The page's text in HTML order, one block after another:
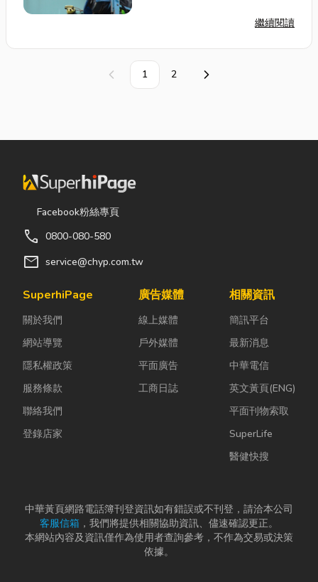
成為居民與路人共同關注的焦
修，更涉及防水、防漏、結構補
強與節能設計等層面，對...
繼續閱讀
上一頁 1 2 下一頁
Facebook粉絲專頁
call 0800-080-580
mail service@chyp.com.tw
SuperhiPage
關於我們
網站導覽
隱私權政策
服務條款
聯絡我們
登錄店家
廣告媒體
線上媒體
戶外媒體
平面廣告
工商日誌
相關資訊
簡訊平台
最新消息
中華電信
英文黃頁(ENG)
平面刊物索取
SuperLife
醫健快搜
中華黃頁網路電話簿刊登資訊如有錯誤或不刊登，請洽本公司
客服信箱 ，我們將提供相關協助資訊、儘速確認更正。
本網站內容及資訊僅作為使用者查詢參考，不作為交易或決策
依據。